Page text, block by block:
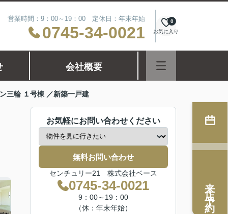
営業時間：9：00～19：00 定休日：年末年始
0745-34-0021 お気に入り
0
会社概要
三輪 １号棟 ／新築一戸建
お気軽にお問い合わせください
無料お問い合わせ
センチュリー21 株式会社ベース
0745-34-0021
9：00～19：00
（休：年末年始）
来店予約